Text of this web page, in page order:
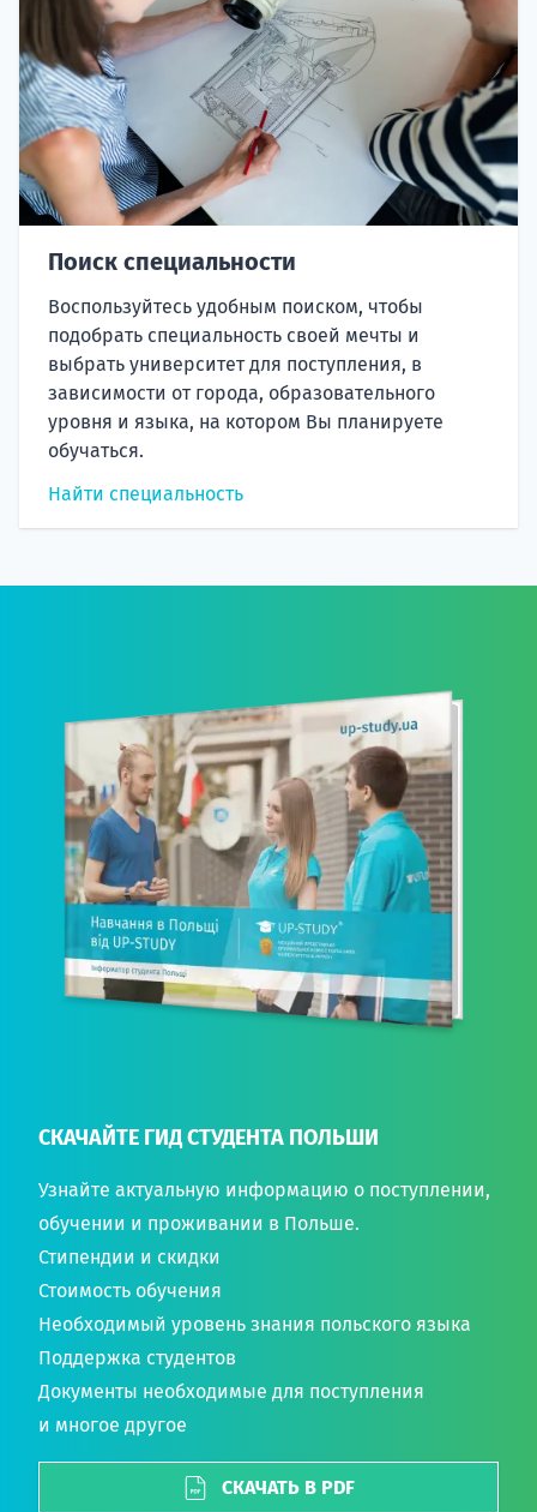
Поиск специальности
Воспользуйтесь удобным поиском, чтобы
подобрать специальность своей мечты и
выбрать университет для поступления, в
зависимости от города, образовательного
уровня и языка, на котором Вы планируете
обучаться.
Найти специальность
СКАЧАЙТЕ ГИД СТУДЕНТА ПОЛЬШИ
Узнайте актуальную информацию о поступлении,
обучении и проживании в Польше.
Стипендии и скидки
Стоимость обучения
Необходимый уровень знания польского языка
Поддержка студентов
Документы необходимые для поступления
и многое другое
СКАЧАТЬ В PDF